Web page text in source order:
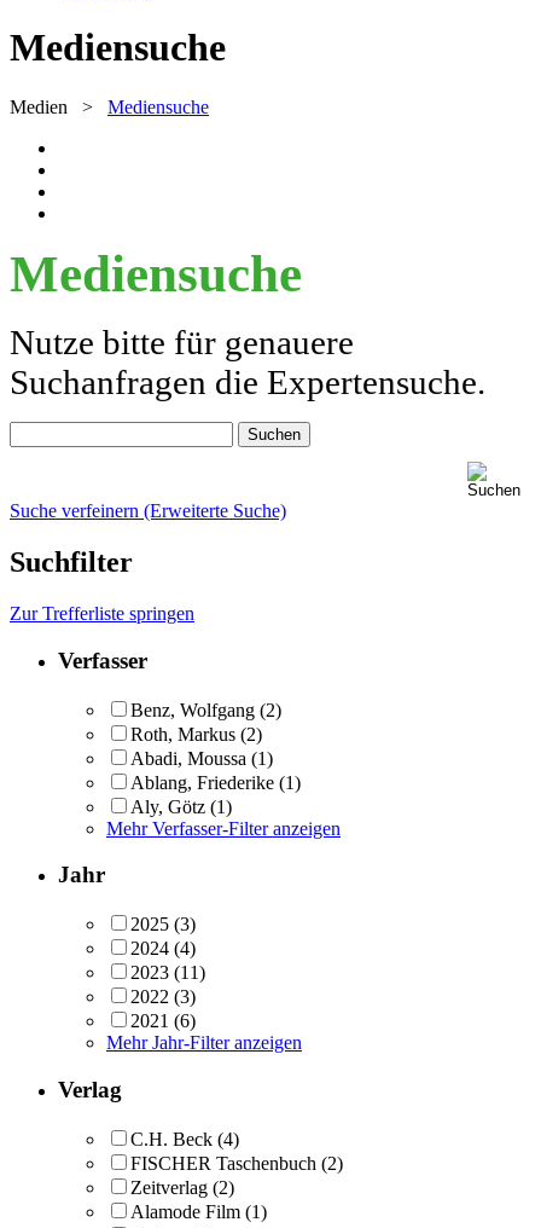
Mediensuche
Medien > Mediensuche
Mediensuche
Nutze bitte für genauere
Suchanfragen die Expertensuche.
Suche verfeinern (Erweiterte Suche)
Suchfilter
Zur Trefferliste springen
Verfasser
Benz, Wolfgang (2)
Roth, Markus (2)
Abadi, Moussa (1)
Ablang, Friederike (1)
Aly, Götz (1)
Mehr Verfasser-Filter anzeigen
Jahr
2025 (3)
2024 (4)
2023 (11)
2022 (3)
2021 (6)
Mehr Jahr-Filter anzeigen
Verlag
C.H. Beck (4)
FISCHER Taschenbuch (2)
Zeitverlag (2)
Alamode Film (1)